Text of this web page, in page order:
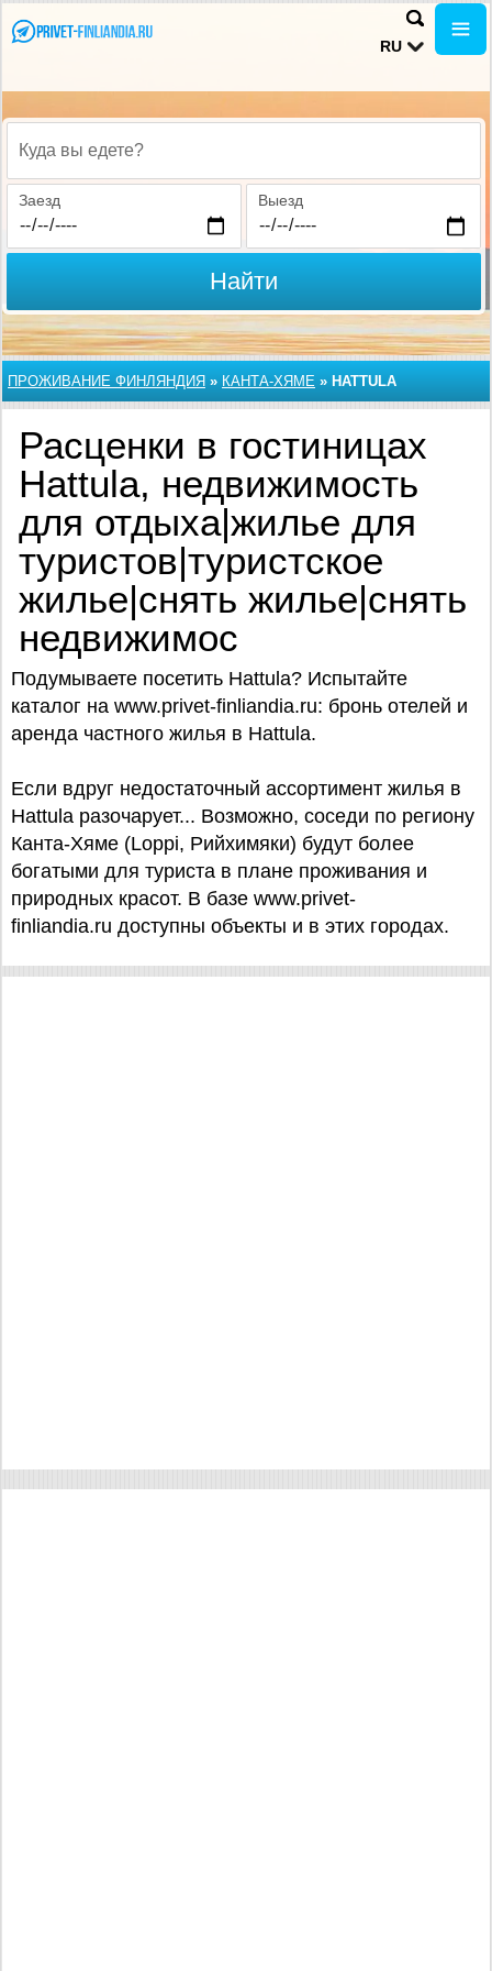
RU
Куда вы едете?
Заезд Выезд
Найти
ПРОЖИВАНИЕ ФИНЛЯНДИЯ » КАНТА-ХЯМЕ » HATTULA
Расценки в гостиницах
Hattula, недвижимость
для отдыха|жилье для
туристов|туристское
жилье|снять жилье|снять
недвижимос
Подумываете посетить Hattula? Испытайте
каталог на www.privet-finliandia.ru: бронь отелей и
аренда частного жилья в Hattula.
Если вдруг недостаточный ассортимент жилья в
Hattula разочарует... Возможно, соседи по региону
Канта-Хяме (Loppi, Рийхимяки) будут более
богатыми для туриста в плане проживания и
природных красот. В базе www.privet-
finliandia.ru доступны объекты и в этих городах.